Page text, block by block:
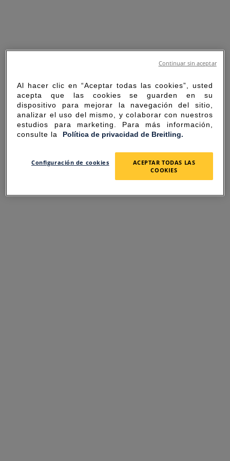
SORRY FOR THE
INCONVENIENCE
Al hacer clic en “Aceptar todas las cookies”, usted
acepta que las cookies se guarden en su
dispositivo para mejorar la navegación del sitio,
analizar el uso del mismo, y colaborar con nuestros
estudios para marketing. Para más información,
consulte la Política de privacidad de Breitling.
Configuración de cookies
ACEPTAR TODAS LAS
COOKIES
Continuar sin aceptar